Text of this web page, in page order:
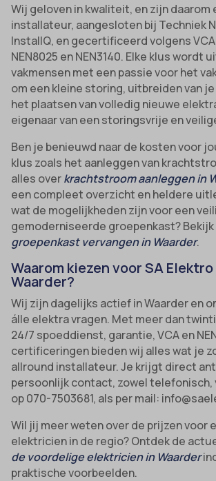
Wij geloven in kwaliteit, en zijn daarom
installateur, aangesloten bij Techniek
InstallQ, en gecertificeerd volgens VCA
NEN8025 en NEN3140. Elke klus wordt
vakmensen met een passie voor het
om een kleine storing, uitbreiden van
het plaatsen van volledig nieuwe
eigenaar van een storingsvrije en
Ben je benieuwd naar de kosten voor
klus zoals het aanleggen van
alles overkrachtstroom aanleggen in
een compleet overzicht en heldere
wat de mogelijkheden zijn voor een
gemoderniseerde groepenkast? Bekijk
groepenkast vervangen in Waarder.
Waarom kiezen voor SA
Waarder?
Wij zijn dagelijks actief in Waarder en
álle elektra vragen. Met meer dan
24/7 spoeddienst, garantie, VCA en
certificeringen bieden wij alles wat je
allround installateur. Je krijgt direct
persoonlijk contact, zowel telefonisch,
op 070-7503681, als per mail:
Wil jij meer weten over de prijzen voor
elektricien in de regio? Ontdek de
de voordelige elektricien in Waarder
praktische voorbeelden.